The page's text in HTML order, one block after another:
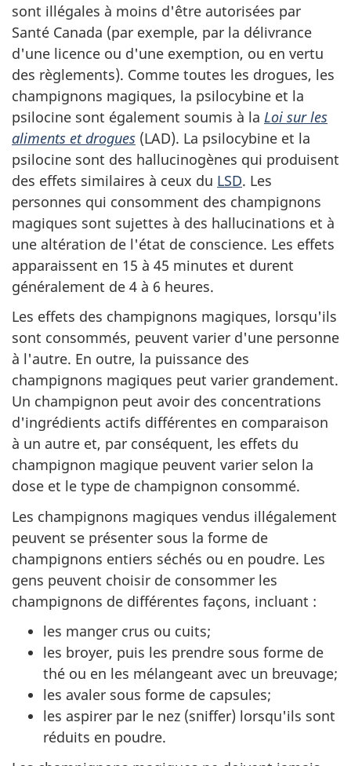
sont illégales à moins d'être autorisées par
Santé Canada (par exemple, par la délivrance
d'une licence ou d'une exemption, ou en vertu
des règlements). Comme toutes les drogues, les
champignons magiques, la psilocybine et la
psilocine sont également soumis à la Loi sur les
aliments et drogues (LAD). La psilocybine et la
psilocine sont des hallucinogènes qui produisent
des effets similaires à ceux du LSD. Les
personnes qui consomment des champignons
magiques sont sujettes à des hallucinations et à
une altération de l'état de conscience. Les effets
apparaissent en 15 à 45 minutes et durent
généralement de 4 à 6 heures.
Les effets des champignons magiques, lorsqu'ils
sont consommés, peuvent varier d'une personne
à l'autre. En outre, la puissance des
champignons magiques peut varier grandement.
Un champignon peut avoir des concentrations
d'ingrédients actifs différentes en comparaison
à un autre et, par conséquent, les effets du
champignon magique peuvent varier selon la
dose et le type de champignon consommé.
Les champignons magiques vendus illégalement
peuvent se présenter sous la forme de
champignons entiers séchés ou en poudre. Les
gens peuvent choisir de consommer les
champignons de différentes façons, incluant :
les manger crus ou cuits;
les broyer, puis les prendre sous forme de
thé ou en les mélangeant avec un breuvage;
les avaler sous forme de capsules;
les aspirer par le nez (sniffer) lorsqu'ils sont
réduits en poudre.